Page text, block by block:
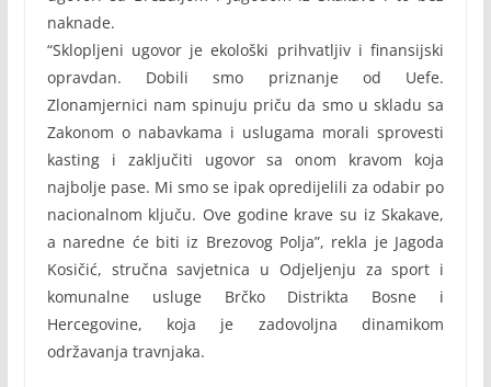
naknade.
“Sklopljeni ugovor je ekološki prihvatljiv i finansijski
opravdan. Dobili smo priznanje od Uefe.
Zlonamjernici nam spinuju priču da smo u skladu sa
Zakonom o nabavkama i uslugama morali sprovesti
kasting i zaključiti ugovor sa onom kravom koja
najbolje pase. Mi smo se ipak opredijelili za odabir po
nacionalnom ključu. Ove godine krave su iz Skakave,
a naredne će biti iz Brezovog Polja”, rekla je Jagoda
Kosičić, stručna savjetnica u Odjeljenju za sport i
komunalne usluge Brčko Distrikta Bosne i
Hercegovine, koja je zadovoljna dinamikom
održavanja travnjaka.